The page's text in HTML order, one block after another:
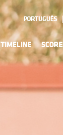
PORTUGUÊS
TIMELINE